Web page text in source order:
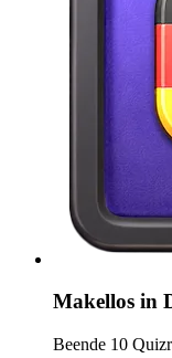
Makellos in
Beende 10